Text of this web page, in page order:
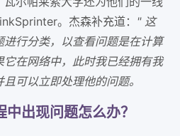
。杰森补充道： " 这
行分类，以查看问题是在计算
在网络中，此时我已经拥有我
可以立即处理他的问题。
出现问题怎么办？